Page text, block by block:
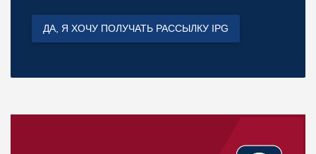
ДА, Я ХОЧУ ПОЛУЧАТЬ РАССЫЛКУ IPG